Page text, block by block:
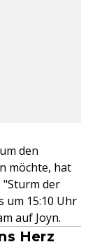
den
möchte, hat
"Sturm der
um 15:10 Uhr
auf Joyn.
Herz